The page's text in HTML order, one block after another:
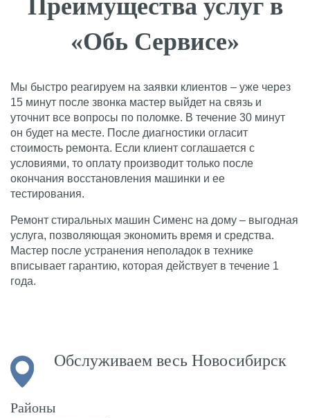
Преимущества услуг в
«Обь Сервисе»
Мы быстро реагируем на заявки клиентов – уже через
15 минут после звонка мастер выйдет на связь и
уточнит все вопросы по поломке. В течение 30 минут
он будет на месте. После диагностики огласит
стоимость ремонта. Если клиент соглашается с
условиями, то оплату производит только после
окончания восстановления машинки и ее
тестирования.
Ремонт стиральных машин Сименс на дому – выгодная
услуга, позволяющая экономить время и средства.
Мастер после устранения неполадок в технике
вписывает гарантию, которая действует в течение 1
года.
Обслуживаем весь Новосибирск
Районы